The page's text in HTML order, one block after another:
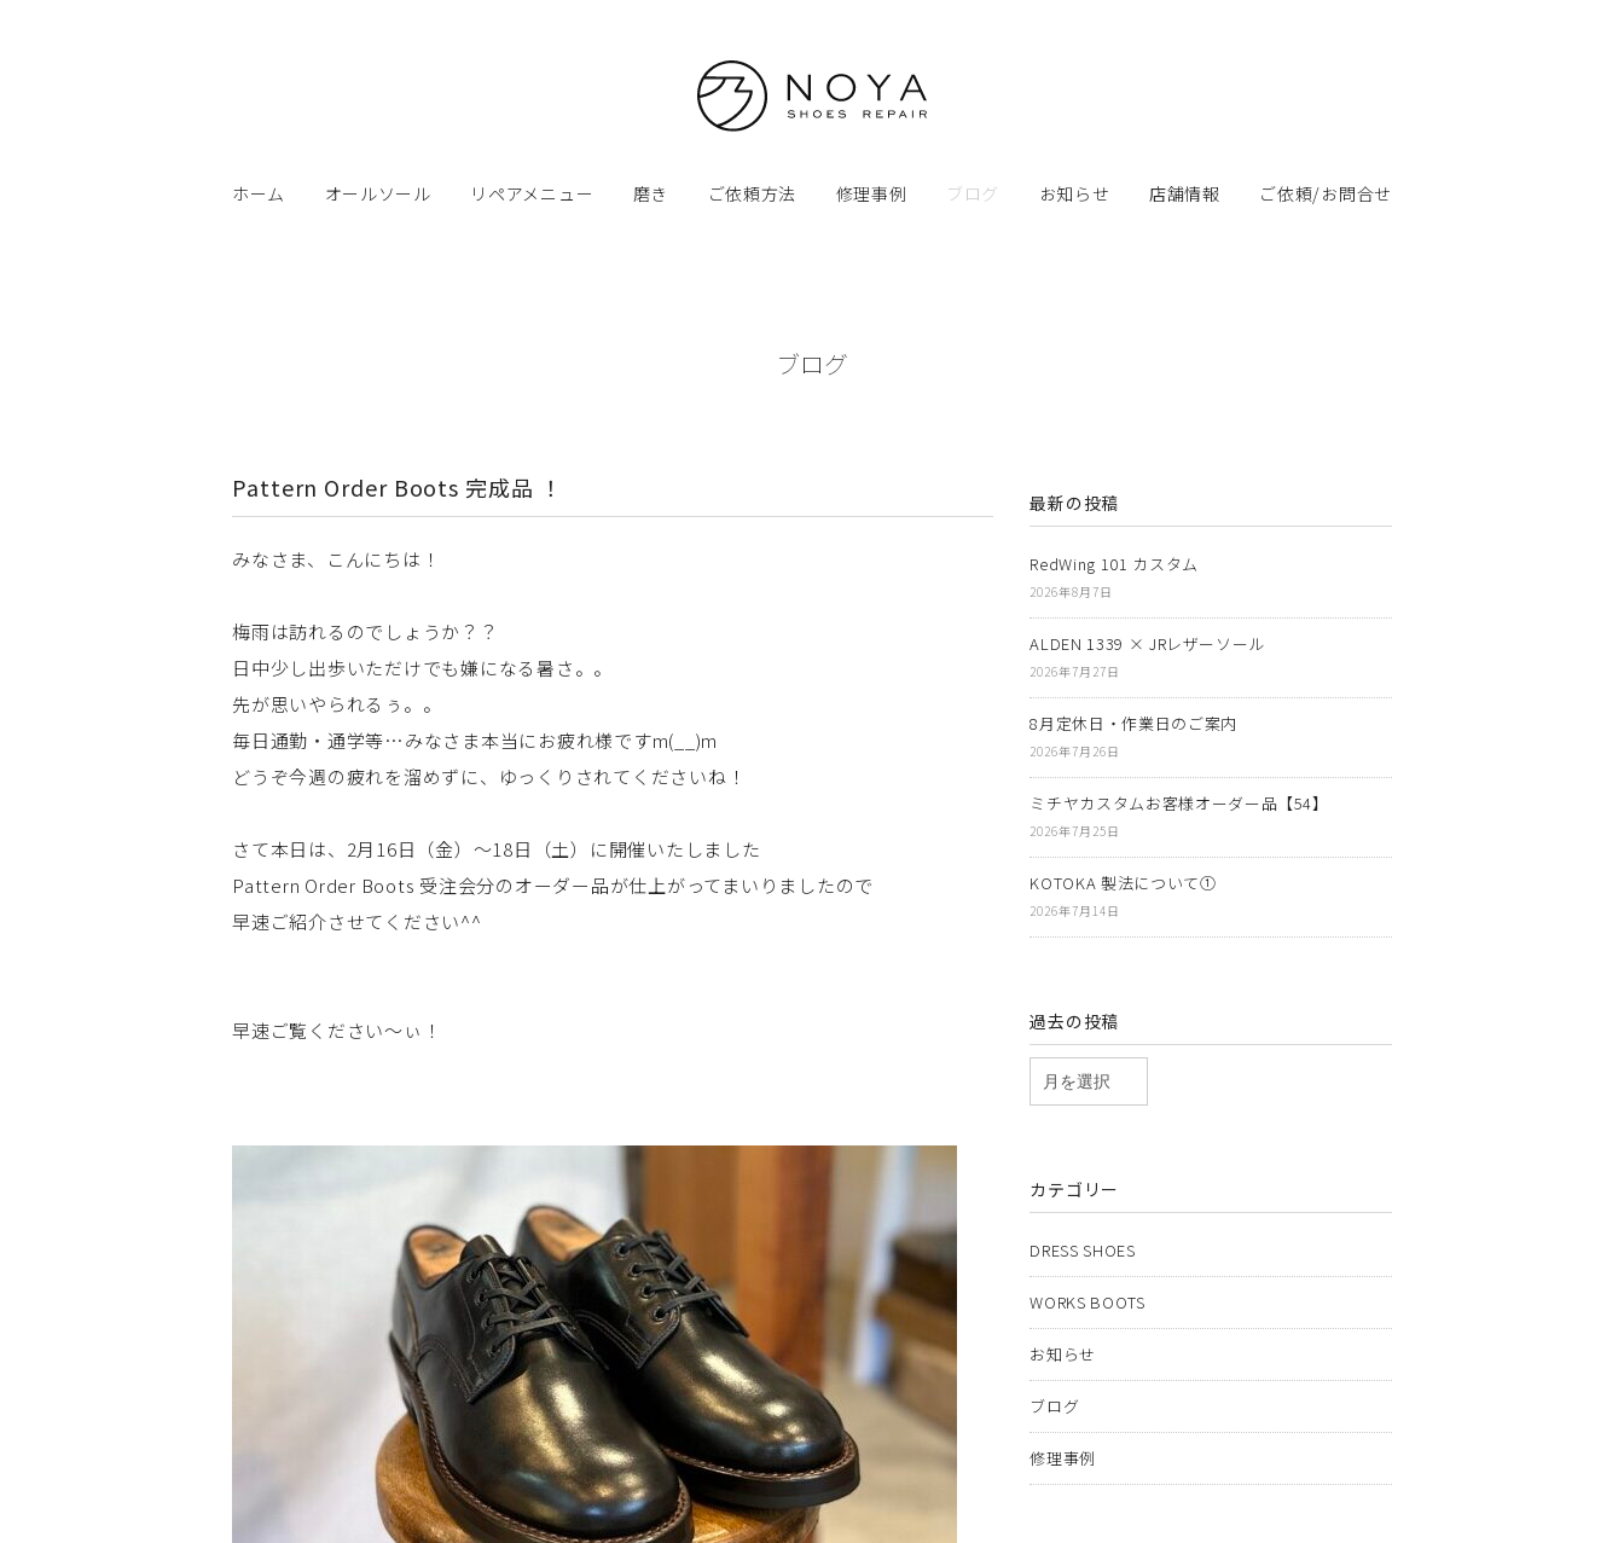
ホーム オールソール リペアメニュー 磨き ご依頼方法 修理事例 ブログ お知らせ 店舗情報 ご依頼/お問合せ
ブログ
Pattern Order Boots 完成品 ！
みなさま、こんにちは！
梅雨は訪れるのでしょうか？？
日中少し出歩いただけでも嫌になる暑さ。。
先が思いやられるぅ。。
毎日通勤・通学等…みなさま本当にお疲れ様ですm(__)m
どうぞ今週の疲れを溜めずに、ゆっくりされてくださいね！
さて本日は、2月16日（金）～18日（土）に開催いたしました
Pattern Order Boots 受注会分のオーダー品が仕上がってまいりましたので
早速ご紹介させてください^^
早速ご覧ください～ぃ！
最新の投稿
RedWing 101 カスタム
2026年8月7日
ALDEN 1339 × JRレザーソール
2026年7月27日
8月定休日・作業日のご案内
2026年7月26日
ミチヤカスタムお客様オーダー品【54】
2026年7月25日
KOTOKA 製法について①
2026年7月14日
過去の投稿
カテゴリー
DRESS SHOES
WORKS BOOTS
お知らせ
ブログ
修理事例